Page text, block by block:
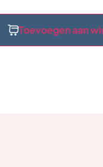
Toevoegen aan